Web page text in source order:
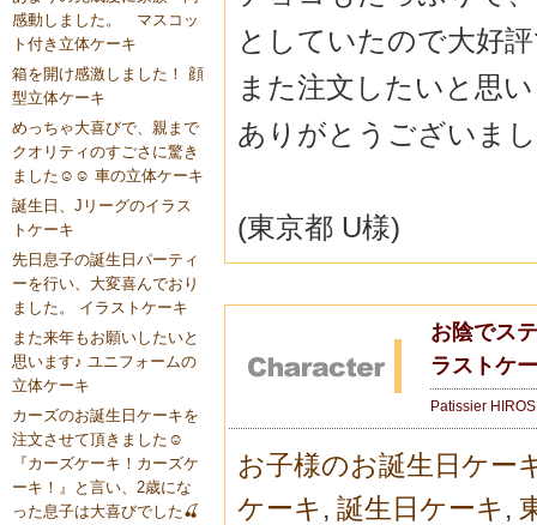
感動しました。 マスコッ
ト付き立体ケーキ
箱を開け感激しました！ 顔
型立体ケーキ
めっちゃ大喜びで、親まで
クオリティのすごさに驚き
ました☺️☺️ 車の立体ケーキ
誕生日、Jリーグのイラス
トケーキ
先日息子の誕生日パーティ
ーを行い、大変喜んでおり
ました。 イラストケーキ
また来年もお願いしたいと
思います♪ ユニフォームの
立体ケーキ
カーズのお誕生日ケーキを
注文させて頂きました☺️
『カーズケーキ！カーズケ
ーキ！』と言い、2歳にな
った息子は大喜びでした🍒
としていたので大好
また注文したいと思
ありがとうございま
(東京都 U様)
お陰でス
ラストケ
Patissier
お子様のお誕生日ケー
ケーキ , 誕生日ケーキ ,